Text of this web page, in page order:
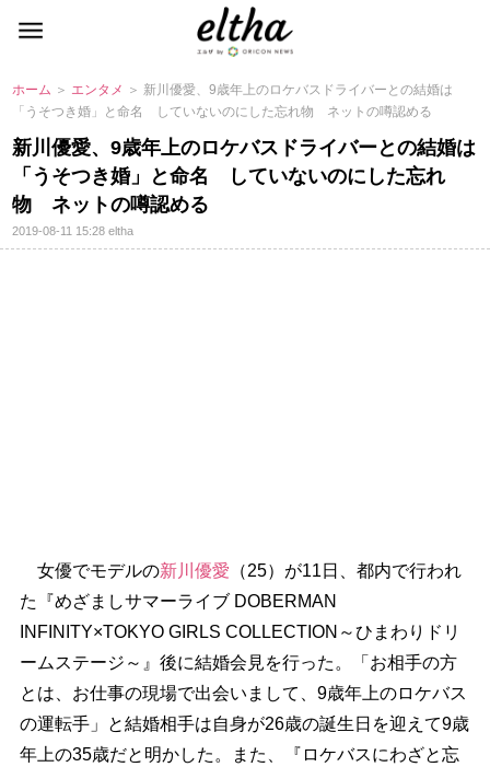
ホーム ＞ エンタメ ＞ 新川優愛、9歳年上のロケバスドライバーとの結婚は
「うそつき婚」と命名 していないのにした忘れ物 ネットの噂認める
新川優愛、9歳年上のロケバスドライバーとの結婚は
「うそつき婚」と命名 していないのにした忘れ
物 ネットの噂認める
2019-08-11 15:28eltha
女優でモデルの新川優愛 （25）が11日、都内で行われ
た『めざましサマーライブ DOBERMAN
INFINITY×TOKYO GIRLS COLLECTION～ひまわりドリ
ームステージ～』後に結婚会見を行った。「お相手の方
とは、お仕事の現場で出会いまして、9歳年上のロケバス
の運転手」と結婚相手は自身が26歳の誕生日を迎えて9歳
年上の35歳だと明かした。また、『ロケバスにわざと忘